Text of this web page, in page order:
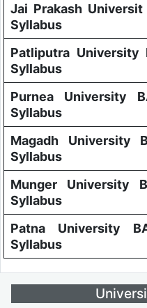
Jai Prakash Universit
Syllabus
Patliputra University
Syllabus
Purnea University
Syllabus
Magadh University
Syllabus
Munger University
Syllabus
Patna University
Syllabus